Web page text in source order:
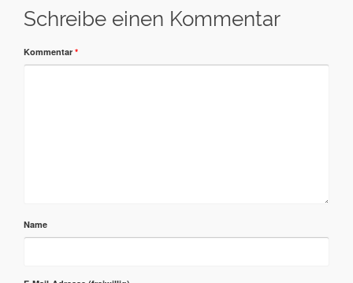
Schreibe einen Kommentar
Kommentar *
Name